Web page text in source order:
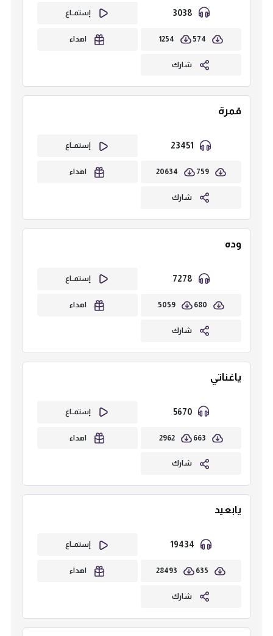
إستمــاع
574
1254 اهداء
شارك
قمرة
إستمــاع
759
20634 اهداء
شارك
وده
إستمــاع
680
5059 اهداء
شارك
ياغناتي
5670 إستمــاع
663
2962 اهداء
شارك
يابعيد
إستمــاع
635
28493 اهداء
شارك